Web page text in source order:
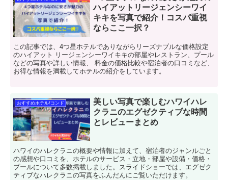
ハイアットリージェンシーワイ
キキを写真で紹介！コスパ重視
ならここ一択？
この記事では、4つ星ホテルでありながらリーズナブルな価格設定
のハイアット リージェンシーワイキキの部屋やレストラン、プール
などの写真や詳しい情報、 料金の価格比較や宿泊者の口コミなど、
お得な情報を満載してホテルの紹介をしています。
おすすめホテル/コンド
美しい写真で楽しむハワイハレ
クラニのエグゼクティブな時間
とレビューまとめ
ハワイのハレクラニの概要や情報に加えて、宿泊者のジャンルごと
の感想や口コミを、ホテルのサービス・立地・部屋や設備・価格・
プールについて多数掲載しました。スライドショーでは、エグゼク
ティブなハレクラニの写真をふんだんにご覧いただけます。